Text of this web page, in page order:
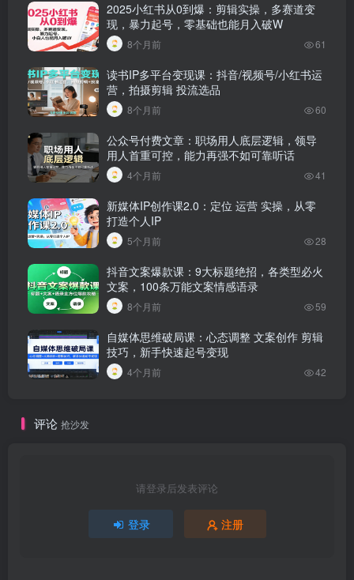
2025小红书从0到爆：剪辑实操，多赛道变
现，暴力起号，零基础也能月入破W
8个月前 61
读书IP多平台变现课：抖音/视频号/小红书运
营，拍摄剪辑 投流选品
8个月前 60
公众号付费文章：职场用人底层逻辑，领导
用人首重可控，能力再强不如可靠听话
4个月前 41
新媒体IP创作课2.0：定位 运营 实操，从零
打造个人IP
5个月前 28
抖音文案爆款课：9大标题绝招，各类型必火
文案，100条万能文案情感语录
8个月前 59
自媒体思维破局课：心态调整 文案创作 剪辑
技巧，新手快速起号变现
4个月前 42
评论 抢沙发
请登录后发表评论
登录 注册